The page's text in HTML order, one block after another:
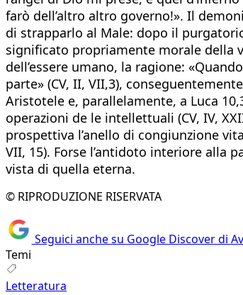
farò dell’altro altro governo!». Il
di strapparlo al Male: dopo il
significato propriamente morale della
dell’essere umano, la ragione:
parte» (CV, II, VII,3),
Aristotele e, parallelamente, a Luca
operazioni de le intellettuali (CV, IV,
prospettiva l’anello di congiunzione
VII, 15). Forse l’antidoto interiore alla
vista di quella eterna.
© RIPRODUZIONE RISERVATA
Seguici anche su Google Discover di
Temi
Letteratura